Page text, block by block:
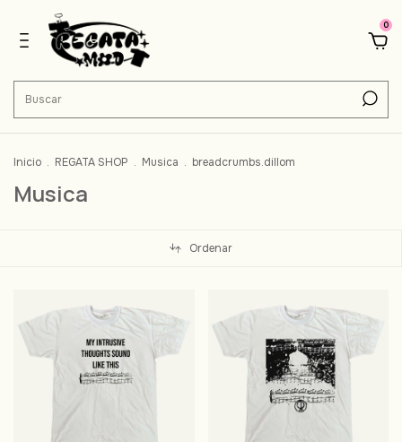
0
Inicio . REGATA SHOP . Musica . breadcrumbs.dillom
Musica
Ordenar